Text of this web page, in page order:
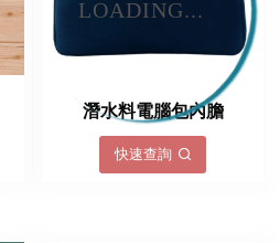
LOADING...
潛水料電腦包內膽
快速查詢